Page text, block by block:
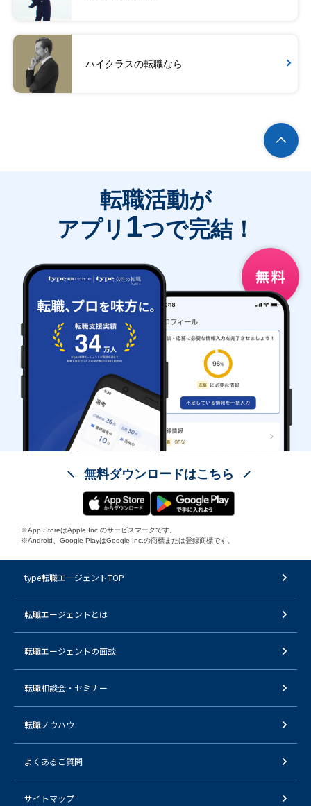
ハイクラスの転職なら
転職活動が
アプリ 1つで完結！
無料ダウンロードはこちら
※App StoreはApple Inc.のサービスマークです。
※Android、Google PlayはGoogle Inc.の商標または登録商標です。
type転職エージェントTOP
転職エージェントとは
転職エージェントの面談
転職相談会・セミナー
転職ノウハウ
よくあるご質問
サイトマップ